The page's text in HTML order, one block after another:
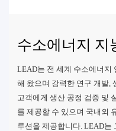
수소에너지 지
LEAD는 전 세계 수소에너지
해 왔으며 강력한 연구 개발,
고객에게 생산 공정 검증 및
를 제공할 수 있으며 국내외
루션을 제공합니다. LEAD는